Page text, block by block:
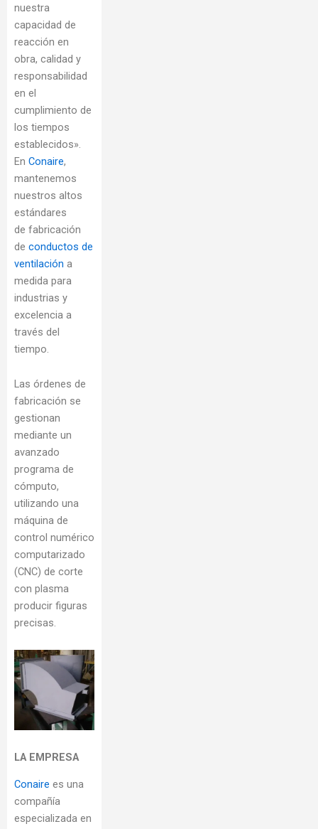
nuestra
capacidad de
reacción en
obra, calidad y
responsabilidad
en el
cumplimiento de
los tiempos
establecidos».
En Conaire,
mantenemos
nuestros altos
estándares
de fabricación
de conductos de
ventilación a
medida para
industrias y
excelencia a
través del
tiempo.
Las órdenes de
fabricación se
gestionan
mediante un
avanzado
programa de
cómputo,
utilizando una
máquina de
control numérico
computarizado
(CNC) de corte
con plasma
producir figuras
precisas.
LA EMPRESA
Conaire es una
compañía
especializada en